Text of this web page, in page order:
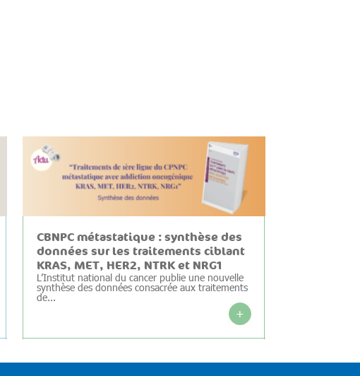
CBNPC métastatique : synthèse des
données sur les traitements ciblant
KRAS, MET, HER2, NTRK et NRG1
L’Institut national du cancer publie une nouvelle
synthèse des données consacrée aux traitements
de...
+